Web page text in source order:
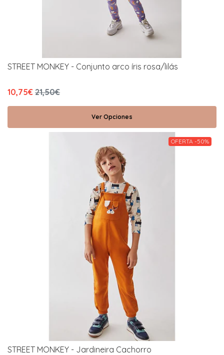
STREET MONKEY - Conjunto arco íris rosa/lilás
10,75€ 21,50€
Ver Opciones
OFERTA -50%
STREET MONKEY - Jardineira Cachorro